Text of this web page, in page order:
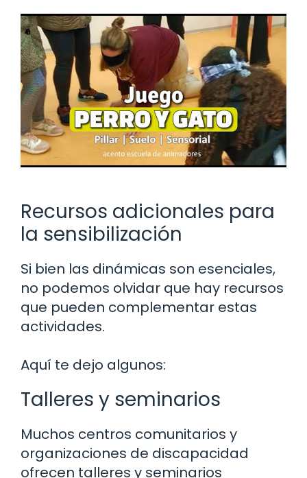
Recursos adicionales para
la sensibilización
Si bien las dinámicas son esenciales,
no podemos olvidar que hay recursos
que pueden complementar estas
actividades.
Aquí te dejo algunos:
Talleres y seminarios
Muchos centros comunitarios y
organizaciones de discapacidad
ofrecen talleres y seminarios